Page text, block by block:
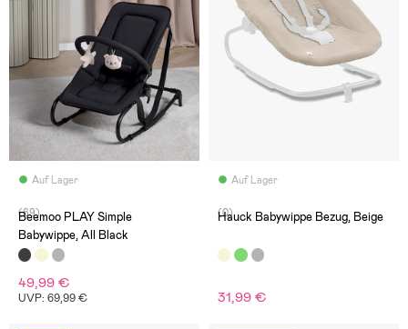
Auf Lager
(69)
Beemoo PLAY Simple
Babywippe, All Black
49,99 €
UVP: 69,99 €
Auf Lager
(0)
Hauck Babywippe Bezug, Beige
31,99 €